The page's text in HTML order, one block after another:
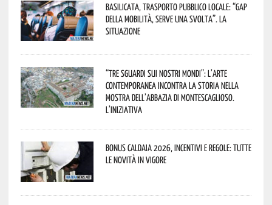
Basilicata, trasporto pubblico locale: “Gap
della mobilità, serve una svolta”. La
situazione
“Tre Sguardi sui Nostri Mondi”: l’arte
contemporanea incontra la storia nella
mostra dell’Abbazia di Montescaglioso.
L’iniziativa
Bonus caldaia 2026, incentivi e regole: tutte
le novità in vigore